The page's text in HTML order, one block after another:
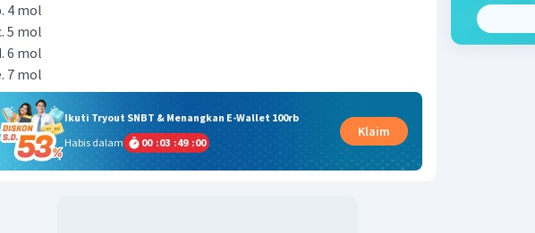
4 mol
5 mol
6 mol
7 mol
Ikuti Tryout SNBT & Menangkan E-Wallet 100rb
Habis dalam
00 :03 :48 :59
Klaim